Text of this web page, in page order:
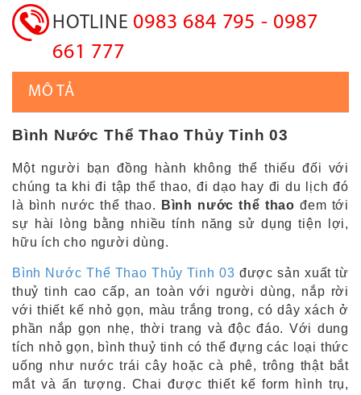
HOTLINE 0983 684 795 - 0987
661 777
MÔ TẢ
Bình Nước Thể Thao Thủy Tinh 03
Một người bạn đồng hành không thể thiếu đối với
chúng ta khi đi tập thể thao, đi dạo hay đi du lịch đó
là bình nước thể thao.
Bình nước thể thao đem tới
sự hài lòng bằng nhiều tính năng sử dụng tiện lợi,
hữu ích cho người dùng.
Bình Nước Thể Thao Thủy Tinh 03 được sản xuất từ
thuỷ tinh cao cấp, an toàn với người dùng, nắp rời
với thiết kế nhỏ gọn, màu trắng trong, có dây xách ở
phần nắp gọn nhẹ, thời trang và độc đáo. Với dung
tích nhỏ gọn, bình thuỷ tinh có thể đựng các loại thức
uống như nước trái cây hoặc cà phê, trông thật bắt
mắt và ấn tượng. Chai được thiết kế form hình trụ,